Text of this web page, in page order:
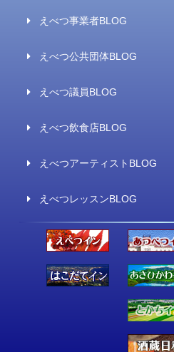
えべつ事業者BLOG
えべつ公共団体BLOG
えべつ議員BLOG
えべつ飲食店BLOG
えべつアーティストBLOG
えべつレッスンBLOG